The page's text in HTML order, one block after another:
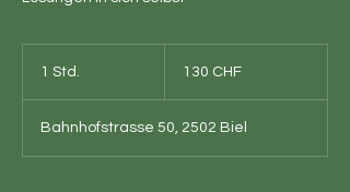
1 Std.
d
Franken
130 CHF
Bahnhofstrasse 50, 2502 Biel